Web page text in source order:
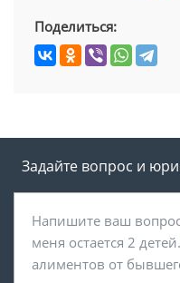
Поделиться:
Задайте вопрос и